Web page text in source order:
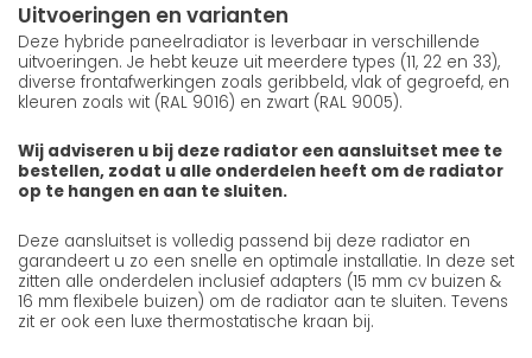
Uitvoeringen en varianten
Deze hybride paneelradiator is leverbaar in verschillende
uitvoeringen. Je hebt keuze uit meerdere types (11, 22 en 33),
diverse frontafwerkingen zoals geribbeld, vlak of gegroefd, en
kleuren zoals wit (RAL 9016) en zwart (RAL 9005).
Wij adviseren u bij deze radiator een aansluitset mee te
bestellen, zodat u alle onderdelen heeft om de radiator
op te hangen en aan te sluiten.
Deze aansluitset is volledig passend bij deze radiator en
garandeert u zo een snelle en optimale installatie. In deze set
zitten alle onderdelen inclusief adapters (15 mm cv buizen &
16 mm flexibele buizen) om de radiator aan te sluiten. Tevens
zit er ook een luxe thermostatische kraan bij.